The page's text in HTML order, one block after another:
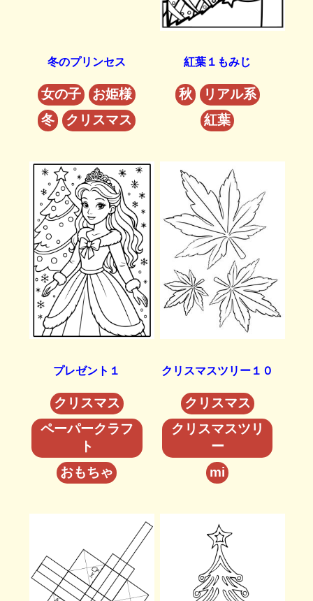
冬のプリンセス
女の子
お姫様
冬
クリスマス
紅葉１もみじ
秋
リアル系
紅葉
プレゼント１
クリスマス
ペーパークラフ
ト
おもちゃ
クリスマスツリー１０
クリスマス
クリスマスツリ
ー
mi